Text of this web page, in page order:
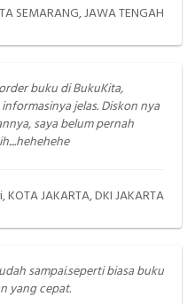
SEMARANG, JAWA TENGAH
buku di BukuKita,
jelas. Diskon nya
saya belum pernah
KOTA JAKARTA, DKI JAKARTA
sampai.seperti biasa buku
yang cepat.